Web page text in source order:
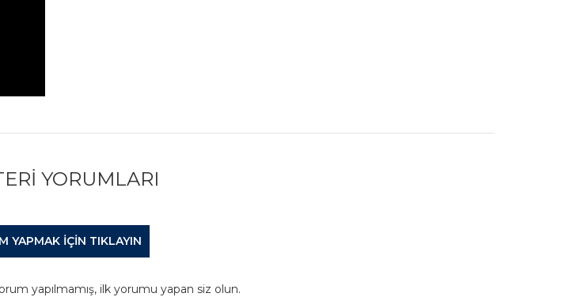
YORUMLARI
YAPMAK IÇIN TIKLAYIN
yapılmamış, ilk yorumu yapan siz olun.